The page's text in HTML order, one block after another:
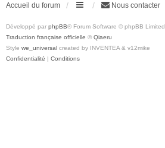
Accueil du forum Nous contacter
Développé par phpBB® Forum Software © phpBB Limited
Traduction française officielle © Qiaeru
Style we_universal created by INVENTEA & v12mike
Confidentialité | Conditions